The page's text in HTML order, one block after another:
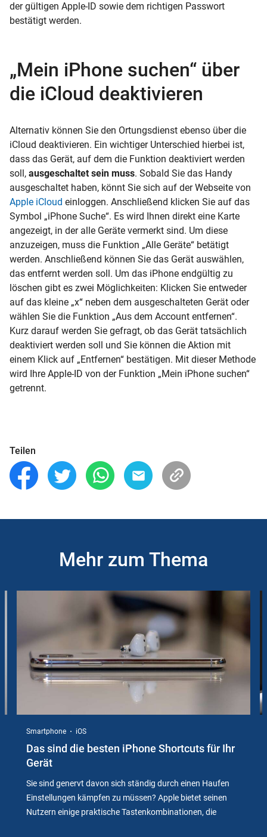
der gültigen Apple-ID sowie dem richtigen Passwort
bestätigt werden.
„Mein iPhone suchen“ über
die iCloud deaktivieren
Alternativ können Sie den Ortungsdienst ebenso über die
iCloud deaktivieren. Ein wichtiger Unterschied hierbei ist,
dass das Gerät, auf dem die Funktion deaktiviert werden
soll, ausgeschaltet sein muss. Sobald Sie das Handy
ausgeschaltet haben, könnt Sie sich auf der Webseite von
Apple iCloud einloggen. Anschließend klicken Sie auf das
Symbol „iPhone Suche“. Es wird Ihnen direkt eine Karte
angezeigt, in der alle Geräte vermerkt sind. Um diese
anzuzeigen, muss die Funktion „Alle Geräte“ betätigt
werden. Anschließend können Sie das Gerät auswählen,
das entfernt werden soll. Um das iPhone endgültig zu
löschen gibt es zwei Möglichkeiten: Klicken Sie entweder
auf das kleine „x“ neben dem ausgeschalteten Gerät oder
wählen Sie die Funktion „Aus dem Account entfernen“.
Kurz darauf werden Sie gefragt, ob das Gerät tatsächlich
deaktiviert werden soll und Sie können die Aktion mit
einem Klick auf „Entfernen“ bestätigen. Mit dieser Methode
wird Ihre Apple-ID von der Funktion „Mein iPhone suchen“
getrennt.
Teilen
Mehr zum Thema
Smartphone iOS
Das sind die besten iPhone Shortcuts für Ihr
Gerät
Sie sind genervt davon sich ständig durch einen Haufen
Einstellungen kämpfen zu müssen? Apple bietet seinen
Nutzern einige praktische Tastenkombinationen, die